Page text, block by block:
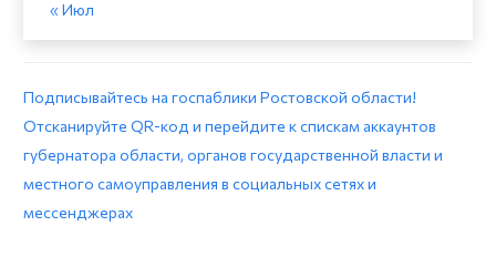
« Июл
Подписывайтесь на госпаблики Ростовской области!
Отсканируйте QR-код и перейдите к спискам аккаунтов
губернатора области, органов государственной власти и
местного самоуправления в социальных сетях и
мессенджерах